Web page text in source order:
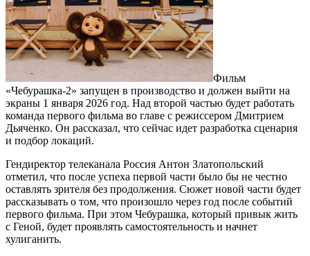
Фильм
«Чебурашка-2» запущен в производство и должен выйти на
экраны 1 января 2026 год. Над второй частью будет работать
команда первого фильма во главе с режиссером Дмитрием
Дьяченко. Он рассказал, что сейчас идет разработка сценария
и подбор локаций.
Гендиректор телеканала Россия Антон Златопольский
отметил, что после успеха первой части было бы не честно
оставлять зрителя без продолжения. Сюжет новой части будет
рассказывать о том, что произошло через год после событий
первого фильма. При этом Чебурашка, который привык жить
с Геной, будет проявлять самостоятельность и начнет
хулиганить.